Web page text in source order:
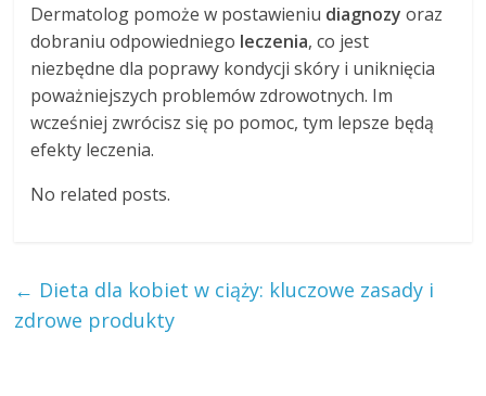
Dermatolog pomoże w postawieniu diagnozy oraz
dobraniu odpowiedniego leczenia, co jest
niezbędne dla poprawy kondycji skóry i uniknięcia
poważniejszych problemów zdrowotnych. Im
wcześniej zwrócisz się po pomoc, tym lepsze będą
efekty leczenia.
No related posts.
← Dieta dla kobiet w ciąży: kluczowe zasady i
zdrowe produkty